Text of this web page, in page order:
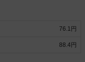
76.1円
88.4円